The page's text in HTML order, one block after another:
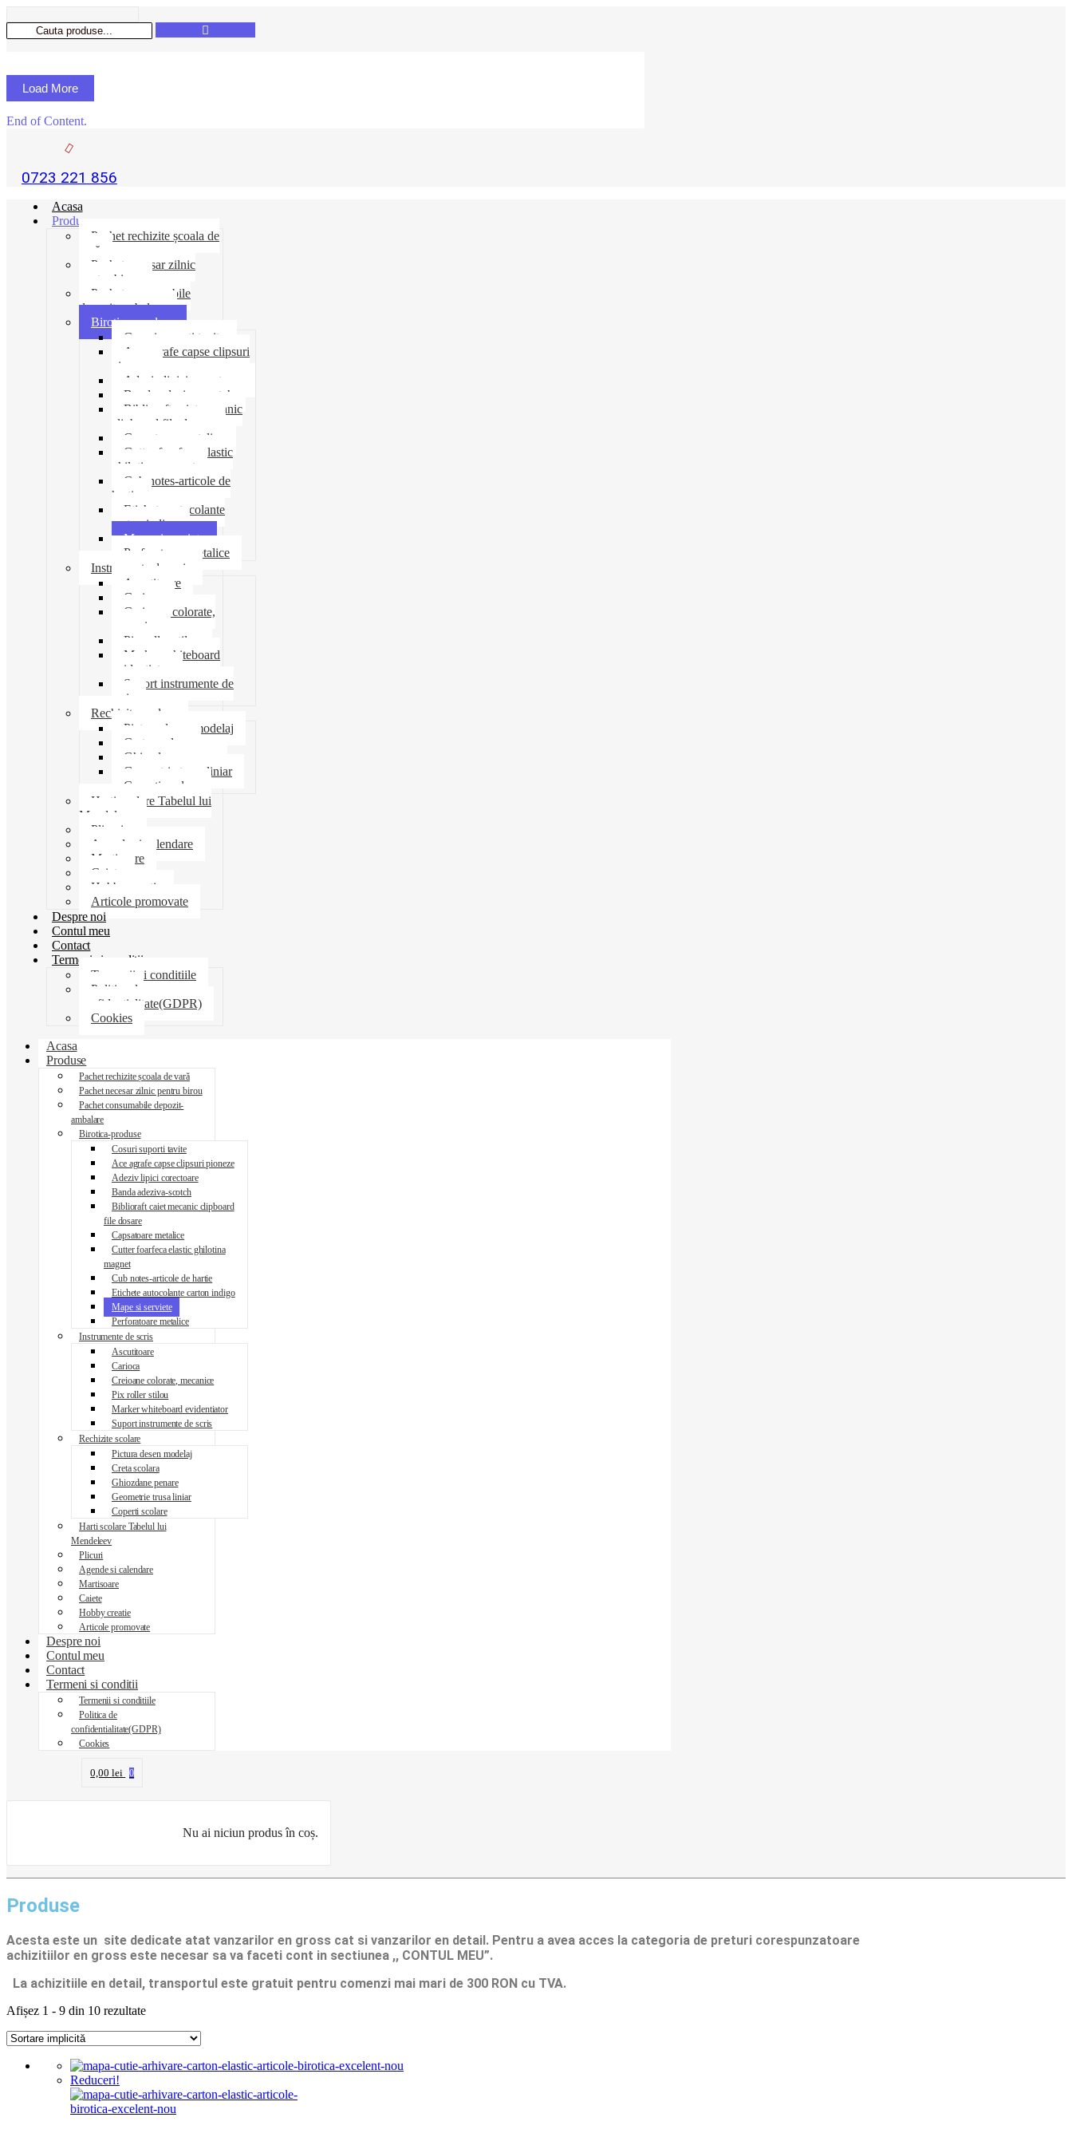
Load More
End of Content.
0723 221 856
Acasa
Produse
Pachet rechizite școala de
vară
Pachet necesar zilnic
pentru birou
Pachet consumabile
depozit-ambalare
Birotica-produse
Cosuri suporti tavite
Ace agrafe capse clipsuri
pioneze
Adeziv lipici corectoare
Banda adeziva-scotch
Biblioraft caiet mecanic
clipboard file dosare
Capsatoare metalice
Cutter foarfeca elastic
ghilotina magnet
Cub notes-articole de
hartie
Etichete autocolante
carton indigo
Mape si serviete
Perforatoare metalice
Instrumente de scris
Ascutitoare
Carioca
Creioane colorate,
mecanice
Pix roller stilou
Marker whiteboard
evidentiator
Suport instrumente de
scris
Rechizite scolare
Pictura desen modelaj
Creta scolara
Ghiozdane penare
Geometrie trusa liniar
Coperti scolare
Harti scolare Tabelul lui
Mendeleev
Plicuri
Agende si calendare
Martisoare
Caiete
Hobby creatie
Articole promovate
Despre noi
Contul meu
Contact
Termeni si conditii
Termenii si conditiile
Politica de
confidentialitate(GDPR)
Cookies
Acasa
Produse
Pachet rechizite școala de vară
Pachet necesar zilnic pentru birou
Pachet consumabile depozit-
ambalare
Birotica-produse
Cosuri suporti tavite
Ace agrafe capse clipsuri pioneze
Adeziv lipici corectoare
Banda adeziva-scotch
Biblioraft caiet mecanic clipboard
file dosare
Capsatoare metalice
Cutter foarfeca elastic ghilotina
magnet
Cub notes-articole de hartie
Etichete autocolante carton indigo
Mape si serviete
Perforatoare metalice
Instrumente de scris
Ascutitoare
Carioca
Creioane colorate, mecanice
Pix roller stilou
Marker whiteboard evidentiator
Suport instrumente de scris
Rechizite scolare
Pictura desen modelaj
Creta scolara
Ghiozdane penare
Geometrie trusa liniar
Coperti scolare
Harti scolare Tabelul lui
Mendeleev
Plicuri
Agende si calendare
Martisoare
Caiete
Hobby creatie
Articole promovate
Despre noi
Contul meu
Contact
Termeni si conditii
Termenii si conditiile
Politica de
confidentialitate(GDPR)
Cookies
0,00lei 0
Nu ai niciun produs în coș.
Produse
Acesta este un site dedicate atat vanzarilor en gross cat si vanzarilor en detail. Pentru a avea acces la categoria de preturi corespunzatoare
achizitiilor en gross este necesar sa va faceti cont in sectiunea ,, CONTUL MEU”.
La achizitiile en detail, transportul este gratuit pentru comenzi mai mari de 300 RON cu TVA.
Afișez 1 - 9 din 10 rezultate
Reduceri!